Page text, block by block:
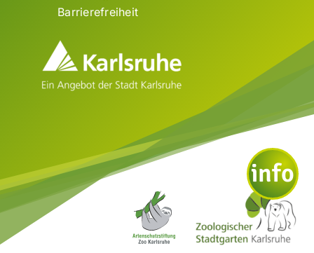
Barrierefreiheit
info